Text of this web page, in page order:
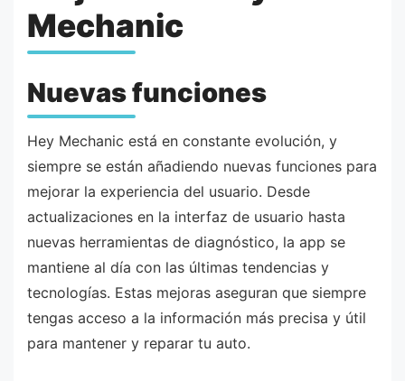
Mechanic
Nuevas funciones
Hey Mechanic está en constante evolución, y
siempre se están añadiendo nuevas funciones para
mejorar la experiencia del usuario. Desde
actualizaciones en la interfaz de usuario hasta
nuevas herramientas de diagnóstico, la app se
mantiene al día con las últimas tendencias y
tecnologías. Estas mejoras aseguran que siempre
tengas acceso a la información más precisa y útil
para mantener y reparar tu auto.